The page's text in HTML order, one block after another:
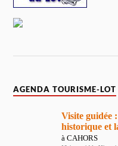
AGENDA TOURISME-LOT